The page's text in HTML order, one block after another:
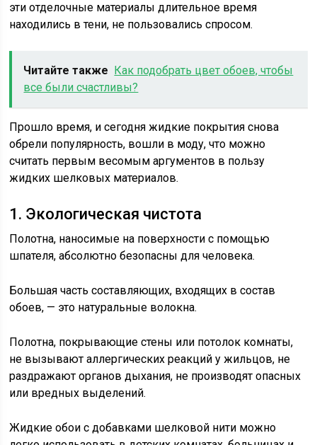
эти отделочные материалы длительное время
находились в тени, не пользовались спросом.
Читайте также Как подобрать цвет обоев, чтобы
все были счастливы?
Прошло время, и сегодня жидкие покрытия снова
обрели популярность, вошли в моду, что можно
считать первым весомым аргументов в пользу
жидких шелковых материалов.
1. Экологическая чистота
Полотна, наносимые на поверхности с помощью
шпателя, абсолютно безопасны для человека.
Большая часть составляющих, входящих в состав
обоев, — это натуральные волокна.
Полотна, покрывающие стены или потолок комнаты,
не вызывают аллергических реакций у жильцов, не
раздражают органов дыхания, не производят опасных
или вредных выделений.
Жидкие обои с добавками шелковой нити можно